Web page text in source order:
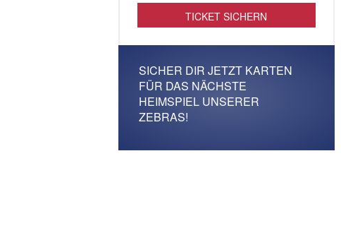
TICKET SICHERN
SICHER DIR JETZT KARTEN
FÜR DAS NÄCHSTE
HEIMSPIEL UNSERER
ZEBRAS!